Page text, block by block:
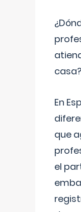
casa?
En
que
el